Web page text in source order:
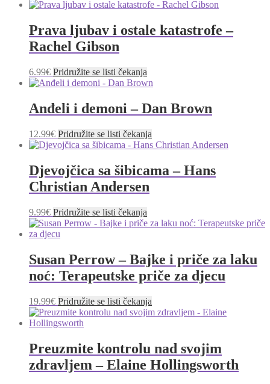
Prava ljubav i ostale katastrofe –
Rachel Gibson
6.99€ Pridružite se listi čekanja
Anđeli i demoni – Dan Brown
12.99€ Pridružite se listi čekanja
Djevojčica sa šibicama – Hans
Christian Andersen
9.99€ Pridružite se listi čekanja
Susan Perrow – Bajke i priče za laku
noć: Terapeutske priče za djecu
19.99€ Pridružite se listi čekanja
Preuzmite kontrolu nad svojim
zdravljem – Elaine Hollingsworth